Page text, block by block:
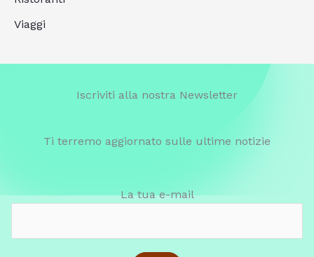
Viaggi
Iscriviti alla nostra Newsletter
Ti terremo aggiornato sulle ultime notizie
La tua e-mail